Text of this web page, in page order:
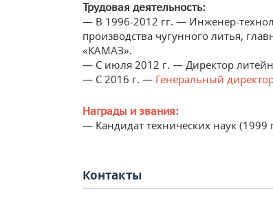
Трудовая деятельность:
— В 1996-2012 гг. — Инженер-
производства чугунного литья,
«КАМАЗ».
— С июля 2012 г. — Директор
— С 2016 г. — Генеральный
Награды и звания:
— Кандидат технических наук (1999
Контакты